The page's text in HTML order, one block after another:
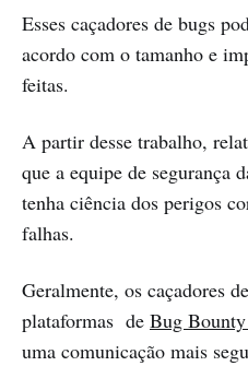
Esses caçadores de bugs
acordo com o tamanho e
feitas.
A partir desse trabalho,
que a equipe de segurança
tenha ciência dos perigos
falhas.
Geralmente, os caçadores
plataformas de Bug
uma comunicação mais